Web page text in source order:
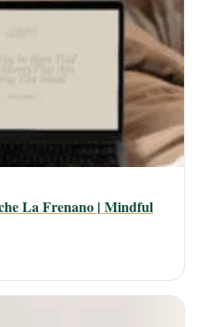
La Frenano | Mindful